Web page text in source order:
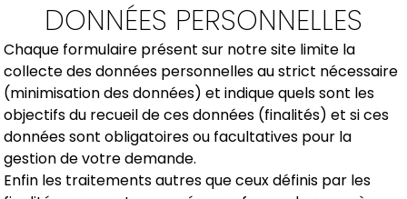
DONNÉES PERSONNELLES
Chaque formulaire présent sur notre site limite la
collecte des données personnelles au strict nécessaire
(minimisation des données) et indique quels sont les
objectifs du recueil de ces données (finalités) et si ces
données sont obligatoires ou facultatives pour la
gestion de votre demande.
Enfin les traitements autres que ceux définis par les